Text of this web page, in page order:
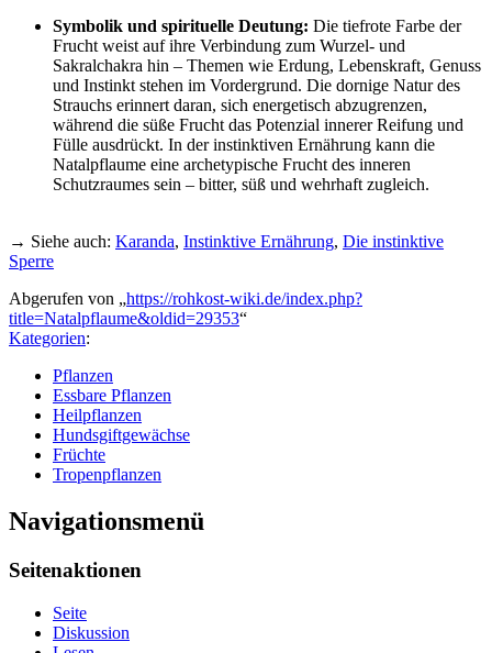
Symbolik und spirituelle Deutung: Die tiefrote Farbe der
Frucht weist auf ihre Verbindung zum Wurzel- und
Sakralchakra hin – Themen wie Erdung, Lebenskraft, Genuss
und Instinkt stehen im Vordergrund. Die dornige Natur des
Strauchs erinnert daran, sich energetisch abzugrenzen,
während die süße Frucht das Potenzial innerer Reifung und
Fülle ausdrückt. In der instinktiven Ernährung kann die
Natalpflaume eine archetypische Frucht des inneren
Schutzraumes sein – bitter, süß und wehrhaft zugleich.
→ Siehe auch: Karanda, Instinktive Ernährung, Die instinktive
Sperre
Abgerufen von „https://rohkost-wiki.de/index.php?
title=Natalpflaume&oldid=29353“
Kategorien:
Pflanzen
Essbare Pflanzen
Heilpflanzen
Hundsgiftgewächse
Früchte
Tropenpflanzen
Navigationsmenü
Seitenaktionen
Seite
Diskussion